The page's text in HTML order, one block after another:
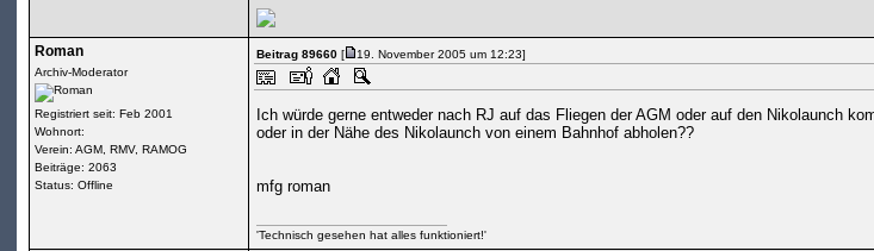
Roman
Archiv-Moderator
Registriert seit: Feb 2001
Wohnort:
Verein: AGM, RMV, RAMOG
Beiträge: 2063
Status: Offline
Beitrag 89660[
19. November 2005 um 12:23]
Ich würde gerne entweder nach RJ auf das Fliegen der AGM oder auf den Nikolaunch
oder in der Nähe des Nikolaunch von einem Bahnhof abholen??
mfg roman
'Technisch gesehen hat alles funktioniert!'